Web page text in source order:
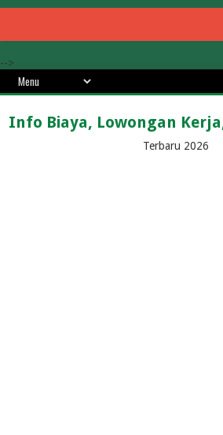
-->
Info Biaya, Lowongan
Terbaru 2026